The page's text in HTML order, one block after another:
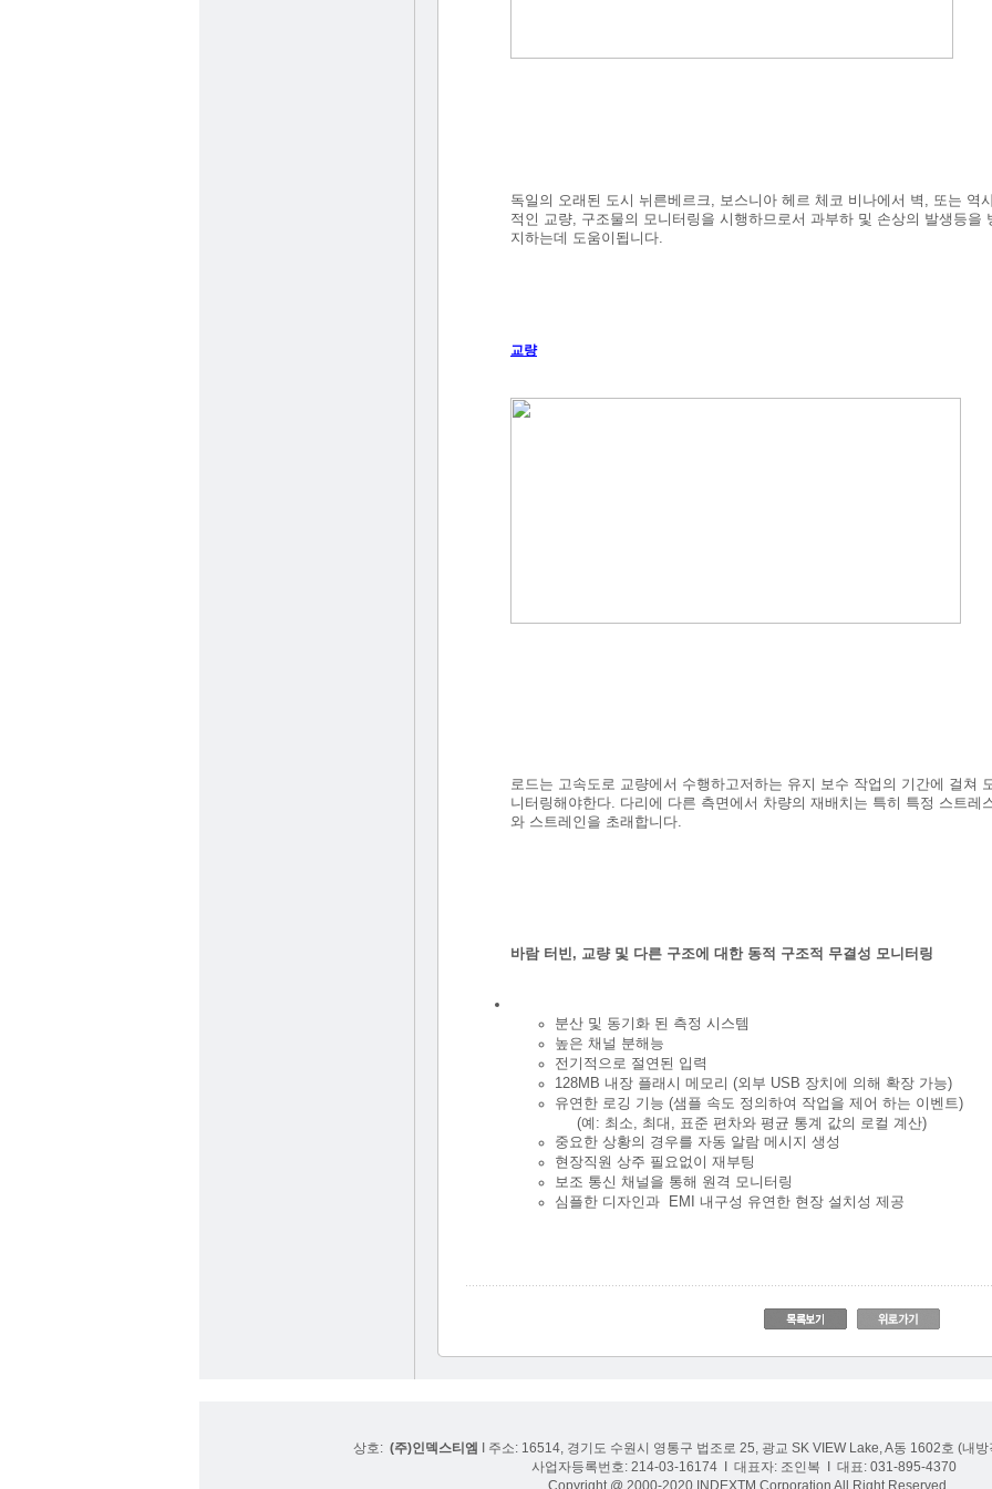
독일의 오래된 도시 뉘른베르크, 보스니아 헤르 체코 비나에서 벽, 또는 역
적인 교량, 구조물의 모니터링을 시행하므로서 과부하 및 손상의 발생등을
지하는데 도움이됩니다.
교량
로드는 고속도로 교량에서 수행하고저하는 유지 보수 작업의 기간에 걸쳐
니터링해야한다. 다리에 다른 측면에서 차량의 재배치는 특히 특정 스트레
와 스트레인을 초래합니다.
바람 터빈, 교량 및 다른 구조에 대한 동적 구조적 무결성 모니터링
분산 및 동기화 된 측정 시스템
높은 채널 분해능
전기적으로 절연된 입력
128MB 내장 플래시 메모리 (외부 USB 장치에 의해 확장 가능)
유연한 로깅 기능 (샘플 속도 정의하여 작업을 제어 하는 이벤트)
(예: 최소, 최대, 표준 편차와 평균 통계 값의 로컬 계산)
중요한 상황의 경우를 자동 알람 메시지 생성
현장직원 상주 필요없이 재부팅
보조 통신 채널을 통해 원격 모니터링
심플한 디자인과 EMI 내구성 유연한 현장 설치성 제공
상호: (주)인덱스티엠
I 주소: 16514, 경기도 수원시 영통구 법조로 25, 광교 SK VIEW Lake, A동 1602호 (내
사업자등록번호: 214-03-16174 I 대표자: 조인복 I 대표: 031-895-4370
Copyright @ 2000-2020 INDEXTM Corporation All Right Reserved